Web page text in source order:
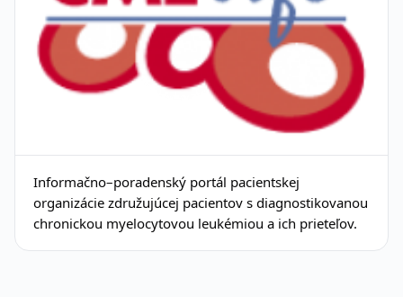
Informačno–poradenský portál pacientskej
organizácie združujúcej pacientov s diagnostikovanou
chronickou myelocytovou leukémiou a ich prieteľov.